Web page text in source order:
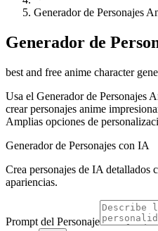
Generador de Personajes
Generador de
best and free anime character
Usa el Generador de Personajes
crear personajes anime
Amplias opciones de
Generador de Personajes con IA
Crea personajes de IA detallados
apariencias.
Prompt del Personaje